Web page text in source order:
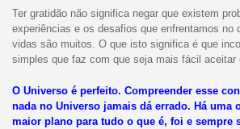
Ter gratidão não significa negar que existem
experiências e os desafios que enfrentamos no
vidas são muitos. O que isto significa é que
simples que faz com que seja mais fácil aceitar
O Universo é perfeito. Compreender esse
nada no Universo jamais dá errado. Há uma
maior plano para tudo o que é, foi e sempre